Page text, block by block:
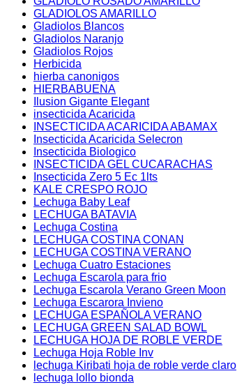
GLADIOLOS AMARILLO
Gladiolos Blancos
Gladiolos Naranjo
Gladiolos Rojos
Herbicida
hierba canonigos
HIERBABUENA
Ilusion Gigante Elegant
insecticida Acaricida
INSECTICIDA ACARICIDA ABAMAX
Insecticida Acaricida Selecron
Insecticida Biologico
INSECTICIDA GEL CUCARACHAS
Insecticida Zero 5 Ec 1lts
KALE CRESPO ROJO
Lechuga Baby Leaf
LECHUGA BATAVIA
Lechuga Costina
LECHUGA COSTINA CONAN
LECHUGA COSTINA VERANO
Lechuga Cuatro Estaciones
Lechuga Escarola para frio
Lechuga Escarola Verano Green Moon
Lechuga Escarora Invieno
LECHUGA ESPAÑOLA VERANO
LECHUGA GREEN SALAD BOWL
LECHUGA HOJA DE ROBLE VERDE
Lechuga Hoja Roble Inv
lechuga Kiribati hoja de roble verde claro
lechuga lollo bionda